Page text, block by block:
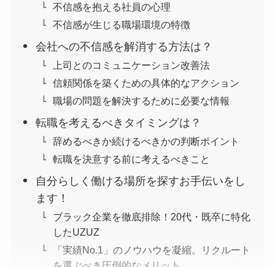
不信感を抱える社員の心理
不信感が生じる職場環境の特徴
会社への不信感を解消する方法は？
上司とのコミュニケーション改善法
信頼関係を築くための具体的なアクション
職場の問題を解決するために必要な情報
転職を考えるべきタイミングは？
辞めるべきか続けるべきかの判断ポイント
転職を決意する前に考えるべきこと
自分らしく働ける場所を探すお手伝いをし
ます！
ブラック企業を徹底排除！20代・既卒に特化
したUZUZ
「実績No.1」のノウハウを凝縮。リクルート